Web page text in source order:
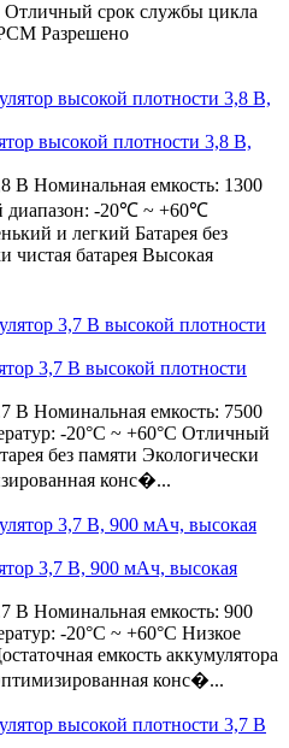
Отличный срок службы цикла
Разрешено
высокой плотности 3,8 В,
В Номинальная емкость: 1300
диапазон: -20℃ ~ +60℃
и легкий Батарея без
чистая батарея Высокая
3,7 В высокой плотности
В Номинальная емкость: 7500
-20°C ~ +60°C Отличный
без памяти Экологически
конс�...
3,7 В, 900 мАч, высокая
В Номинальная емкость: 900
-20°C ~ +60°C Низкое
емкость аккумулятора
конс�...